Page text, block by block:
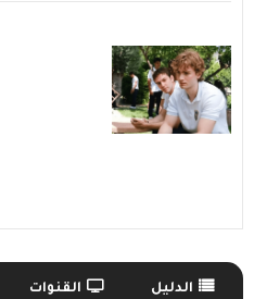
الدليل القنوات